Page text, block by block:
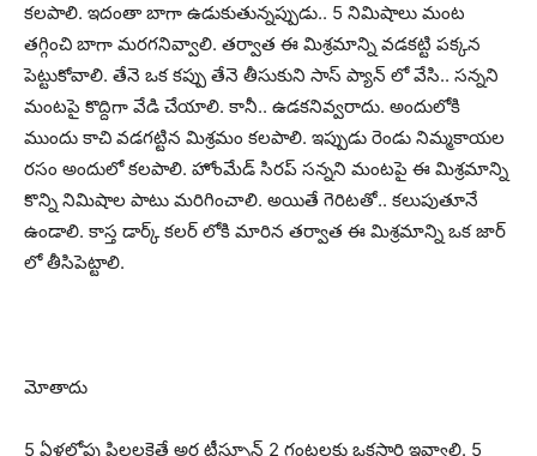
కలపాలి. ఇదంతా బాగా ఉడుకుతున్నప్పుడు.. 5 నిమిషాలు మంట
తగ్గించి బాగా మరగనివ్వాలి. తర్వాత ఈ మిశ్రమాన్ని వడకట్టి పక్కన
పెట్టుకోవాలి. తేనె ఒక కప్పు తేనె తీసుకుని సాస్ ప్యాన్ లో వేసి.. సన్నని
మంటపై కొద్దిగా వేడి చేయాలి. కానీ.. ఉడకనివ్వరాదు. అందులోకి
ముందు కాచి వడగట్టిన మిశ్రమం కలపాలి. ఇప్పుడు రెండు నిమ్మకాయల
రసం అందులో కలపాలి. హోంమేడ్ సిరప్ సన్నని మంటపై ఈ మిశ్రమాన్ని
కొన్ని నిమిషాల పాటు మరిగించాలి. అయితే గెరిటతో.. కలుపుతూనే
ఉండాలి. కాస్త డార్క్ కలర్ లోకి మారిన తర్వాత ఈ మిశ్రమాన్ని ఒక జార్
లో తీసిపెట్టాలి.
మోతాదు
5 ఏళ్లలోపు పిల్లలకైతే అర టీస్పూన్ 2 గంటలకు ఒకసారి ఇవ్వాలి. 5